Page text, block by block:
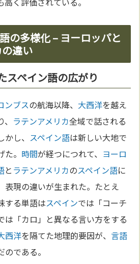
の多様化 – ヨーロッパと
違い
スペイン語の広がり
ンブスの航海以降、 大西洋を越え
ラテンアメリカ全域で話される
し、 スペイン語は新しい大地で
。 時間が経つにつれて、 ヨーロ
と ラテンアメリカのスペイン語に
表現の違いが生まれた。たとえ
する単語はスペインでは「コーチ
は「カロ」と異なる言い方をする
西洋を隔てた地理的要因が、言語
である。